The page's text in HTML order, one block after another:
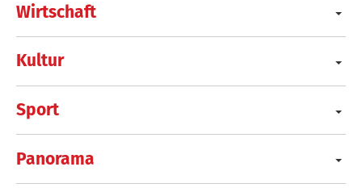
Wirtschaft
Kultur
Sport
Panorama